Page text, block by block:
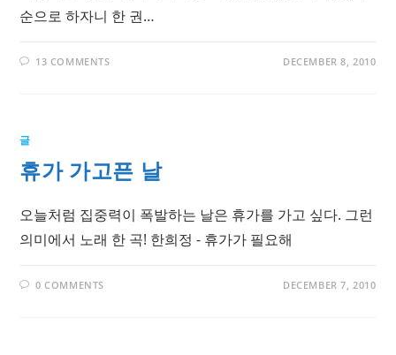
순으로 하자니 한 권…
13 COMMENTS DECEMBER 8, 2010
글
휴가 가고픈 날
오늘처럼 집중력이 폭발하는 날은 휴가를 가고 싶다. 그런
의미에서 노래 한 곡! 한희정 - 휴가가 필요해
0 COMMENTS DECEMBER 7, 2010